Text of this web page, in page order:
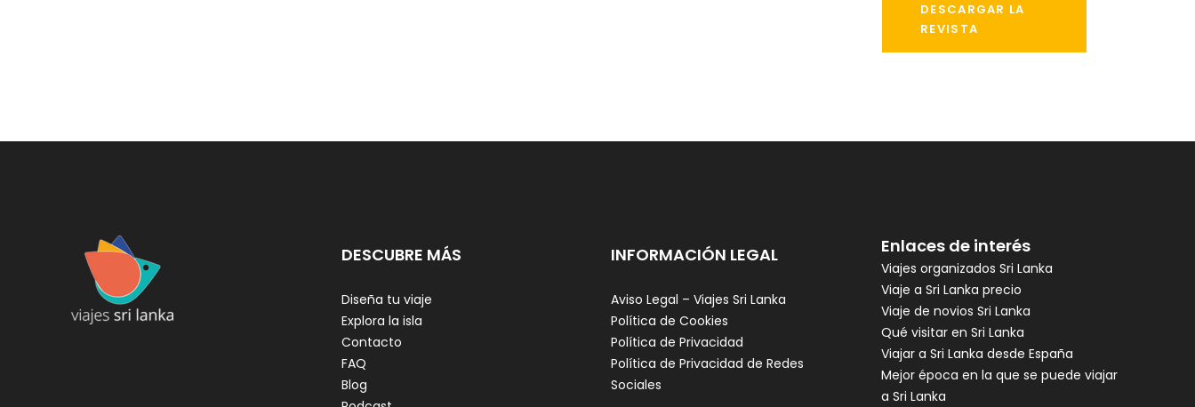
DESCARGAR LA
REVISTA
DESCUBRE MÁS
Diseña tu viaje
Explora la isla
Contacto
FAQ
Blog
INFORMACIÓN LEGAL
Aviso Legal – Viajes Sri Lanka
Política de Cookies
Política de Privacidad
Política de Privacidad de Redes
Sociales
Enlaces de interés
Viajes organizados Sri Lanka
Viaje a Sri Lanka precio
Viaje de novios Sri Lanka
Qué visitar en Sri Lanka
Viajar a Sri Lanka desde España
Mejor época en la que se puede viajar
a Sri Lanka